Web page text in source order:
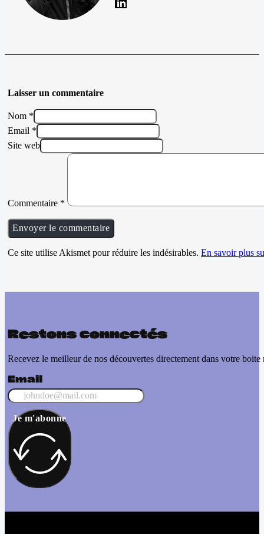
Laisser un commentaire
Nom *
Email *
Site web
Commentaire *
Ce site utilise Akismet pour réduire les indésirables. En savoir plus
Restons connectés
Recevez le meilleur de nos découvertes directement dans votre boite
Email
Je m'abonne